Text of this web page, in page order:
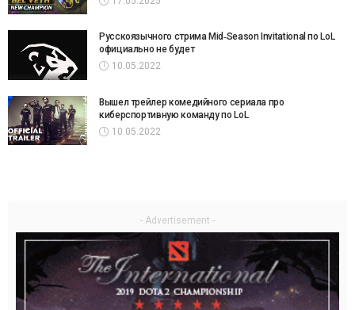
Русскоязычного стрима Mid‑Season Invitational по LoL
официально не будет
10.05.2022
Вышел трейлер комедийного сериала про
киберспортивную команду по LoL
10.05.2022
- Advertisement -